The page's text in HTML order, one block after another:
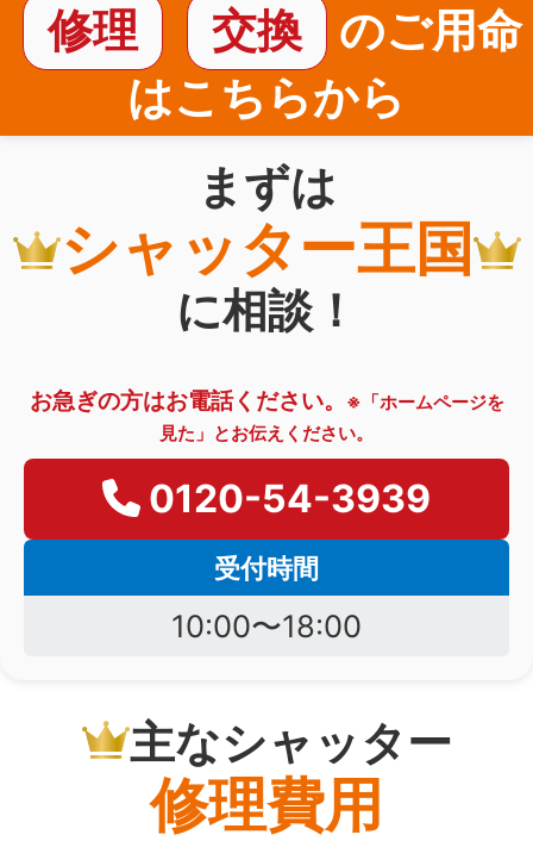
修理
交換
のご用命
はこちらから
まずは
シャッター王国
に相談！
お急ぎの方はお電話ください。
※「ホームページを
見た」とお伝えください。
0120-54-3939
受付時間
10:00〜18:00
主なシャッター
修理費用